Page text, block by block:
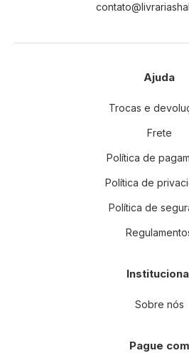
Ajuda
Trocas e
Frete
Política de
Política de
Política de
Sobre nós
Pague com